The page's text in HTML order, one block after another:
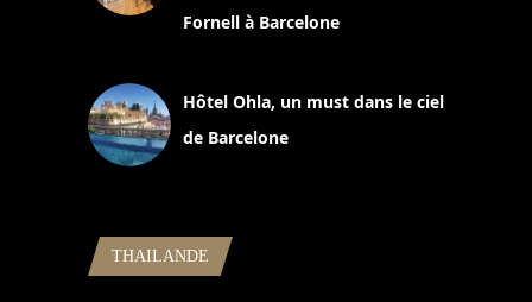
Fornell à Barcelone
Hôtel Ohla, un must dans le ciel
de Barcelone
THAILANDE